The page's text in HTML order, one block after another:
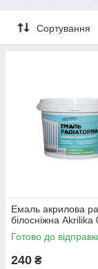
Сортування
Емаль акрилова
білосніжна Akrilika
Готово до
240 ₴